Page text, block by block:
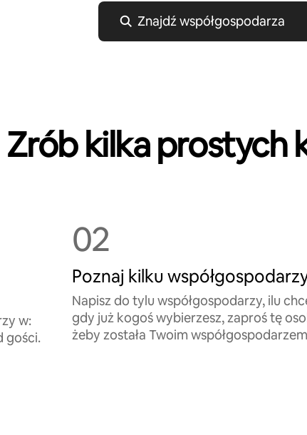
Znajdź współgospodarza
Zrób kilka prostych
w:
gości.
02
Poznaj kilku
Napisz do tylu współgospodarzy, ilu
gdy już kogoś wybierzesz, zaproś tę
żeby została Twoim